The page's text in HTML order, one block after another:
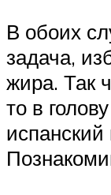
В обоих
задача,
жира. Так
то в
испанский